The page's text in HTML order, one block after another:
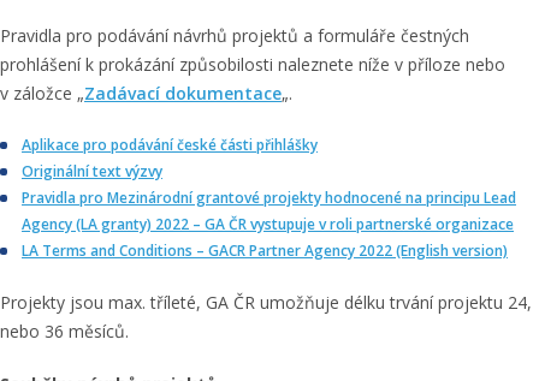
Pravidla pro podávání návrhů projektů a formuláře čestných
prohlášení k prokázání způsobilosti naleznete níže v příloze nebo
v záložce „Zadávací dokumentace„.
Aplikace pro podávání české části přihlášky
Originální text výzvy
Pravidla pro Mezinárodní grantové projekty hodnocené na principu Lead
Agency (LA granty) 2022 – GA ČR vystupuje v roli partnerské organizace
LA Terms and Conditions – GACR Partner Agency 2022 (English version)
Projekty jsou max. tříleté, GA ČR umožňuje délku trvání projektu 24,
nebo 36 měsíců.